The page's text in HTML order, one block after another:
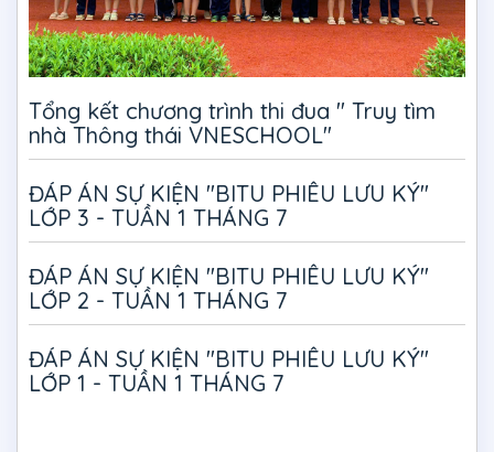
Tổng kết chương trình thi đua " Truy tìm
nhà Thông thái VNESCHOOL"
ĐÁP ÁN SỰ KIỆN "BITU PHIÊU LƯU KÝ"
LỚP 3 - TUẦN 1 THÁNG 7
ĐÁP ÁN SỰ KIỆN "BITU PHIÊU LƯU KÝ"
LỚP 2 - TUẦN 1 THÁNG 7
ĐÁP ÁN SỰ KIỆN "BITU PHIÊU LƯU KÝ"
LỚP 1 - TUẦN 1 THÁNG 7